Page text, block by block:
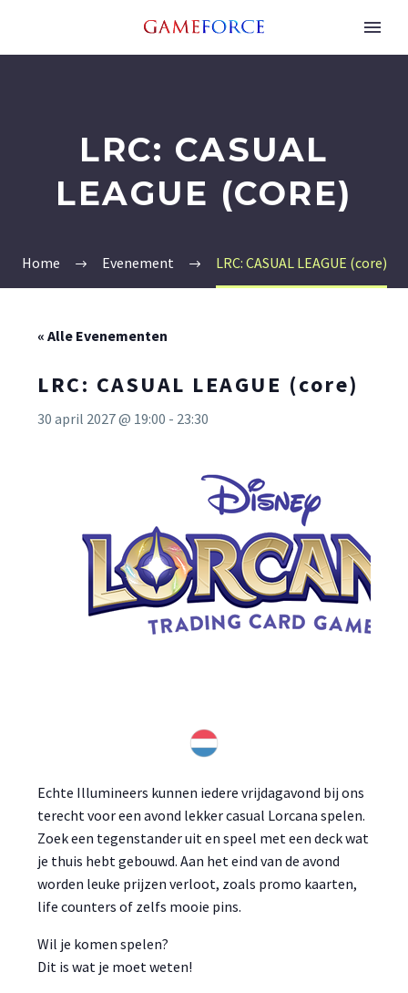
LRC: CASUAL
LEAGUE (CORE)
Home Evenement LRC: CASUAL LEAGUE (core)
« Alle Evenementen
LRC: CASUAL LEAGUE (core)
30 april 2027 @ 19:00 - 23:30
Echte Illumineers kunnen iedere vrijdagavond bij ons
terecht voor een avond lekker casual Lorcana spelen.
Zoek een tegenstander uit en speel met een deck wat
je thuis hebt gebouwd. Aan het eind van de avond
worden leuke prijzen verloot, zoals promo kaarten,
life counters of zelfs mooie pins.
Wil je komen spelen?
Dit is wat je moet weten!